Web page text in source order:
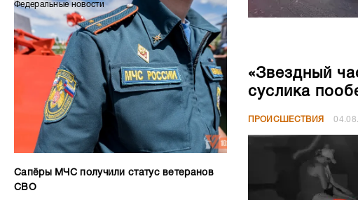
Федеральные новости
Сапёры МЧС получили статус ветеранов
СВО
«Звездный
суслика
ПРОИСШЕСТВИЯ